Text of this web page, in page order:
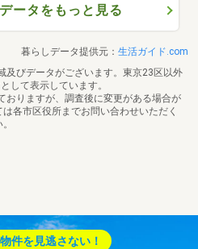
ータをもっと見る
暮らしデータ提供元： 生活ガイド.com
及びデータがございます。東京23区以外
して表示しています。
おりますが、調査後に変更がある場合が
各市区役所までお問い合わせいただく
件を見逃さない！